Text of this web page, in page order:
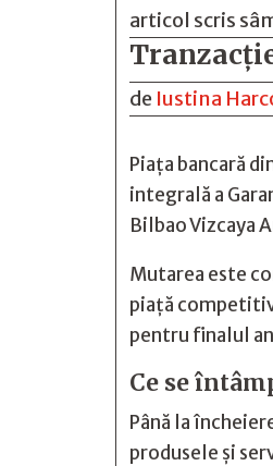
articol scris
de Iustina
Piața bancară
integrală a
Bilbao Vizcaya
Mutarea este
piață
pentru finalul
Ce se
Până la
produsele și